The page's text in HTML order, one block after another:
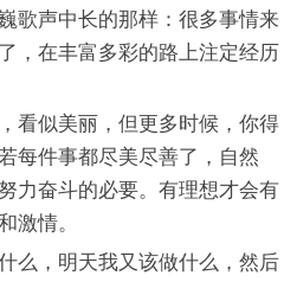
歌声中长的那样：很多事情来
，在丰富多彩的路上注定经历
似美丽，但更多时候，你得
每件事都尽美尽善了，自然
力奋斗的必要。有理想才会有
激情。
，明天我又该做什么，然后